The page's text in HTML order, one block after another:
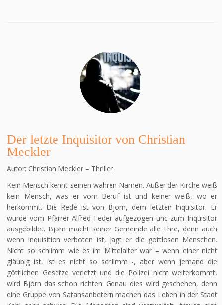
Der letzte Inquisitor von Christian
Meckler
Autor: Christian Meckler – Thriller
Kein Mensch kennt seinen wahren Namen. Außer der Kirche weiß
kein Mensch, was er vom Beruf ist und keiner weiß, wo er
herkommt. Die Rede ist von Björn, dem letzten Inquisitor. Er
wurde vom Pfarrer Alfred Feder aufgezogen und zum Inquisitor
ausgebildet. Björn macht seiner Gemeinde alle Ehre, denn auch
wenn Inquisition verboten ist, jagt er die gottlosen Menschen.
Nicht so schlimm wie es im Mittelalter war – wenn einer nicht
gläubig ist, ist es nicht so schlimm -, aber wenn jemand die
göttlichen Gesetze verletzt und die Polizei nicht weiterkommt,
wird Björn das schon richten. Genau dies wird geschehen, denn
eine Gruppe von Satansanbetern machen das Leben in der Stadt